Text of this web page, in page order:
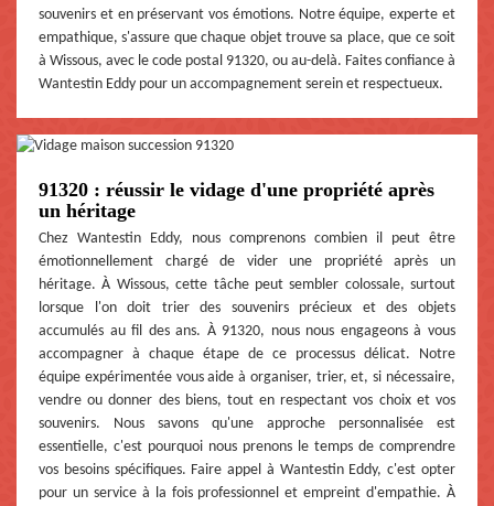
souvenirs et en préservant vos émotions. Notre équipe, experte et
empathique, s'assure que chaque objet trouve sa place, que ce soit
à Wissous, avec le code postal 91320, ou au-delà. Faites confiance à
Wantestin Eddy pour un accompagnement serein et respectueux.
91320 : réussir le vidage d'une propriété après
un héritage
Chez Wantestin Eddy, nous comprenons combien il peut être
émotionnellement chargé de vider une propriété après un
héritage. À Wissous, cette tâche peut sembler colossale, surtout
lorsque l'on doit trier des souvenirs précieux et des objets
accumulés au fil des ans. À 91320, nous nous engageons à vous
accompagner à chaque étape de ce processus délicat. Notre
équipe expérimentée vous aide à organiser, trier, et, si nécessaire,
vendre ou donner des biens, tout en respectant vos choix et vos
souvenirs. Nous savons qu'une approche personnalisée est
essentielle, c'est pourquoi nous prenons le temps de comprendre
vos besoins spécifiques. Faire appel à Wantestin Eddy, c'est opter
pour un service à la fois professionnel et empreint d'empathie. À